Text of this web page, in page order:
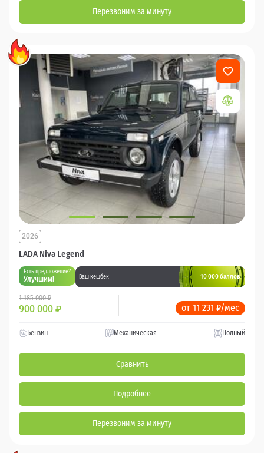
Перезвоним за минуту
LADA Niva Legend
2026
Есть предложение?
Улучшим! Ваш кешбек 10 000 баллов
1 185 000 ₽
900 000 ₽ от 11 231 ₽/мес
Бензин Механическая Полный
Сравнить
Подробнее
Перезвоним за минуту